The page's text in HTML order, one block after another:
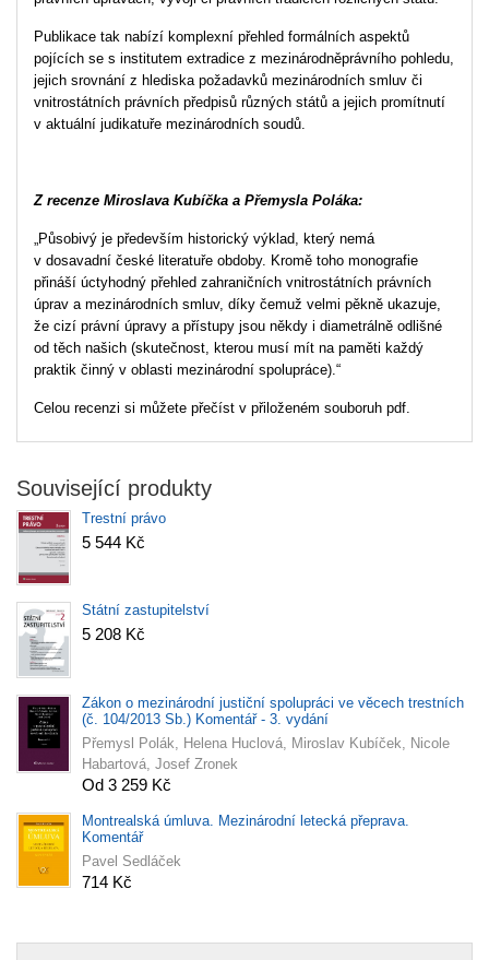
Publikace tak nabízí komplexní přehled formálních aspektů
pojících se s institutem extradice z mezinárodněprávního pohledu,
jejich srovnání z hlediska požadavků mezinárodních smluv či
vnitrostátních právních předpisů různých států a jejich promítnutí
v aktuální judikatuře mezinárodních soudů.
Z recenze Miroslava Kubíčka a Přemysla Poláka:
„Působivý je především historický výklad, který nemá
v dosavadní české literatuře obdoby. Kromě toho monografie
přináší úctyhodný přehled zahraničních vnitrostátních právních
úprav a mezinárodních smluv, díky čemuž velmi pěkně ukazuje,
že cizí právní úpravy a přístupy jsou někdy i diametrálně odlišné
od těch našich (skutečnost, kterou musí mít na paměti každý
praktik činný v oblasti mezinárodní spolupráce).“
Celou recenzi si můžete přečíst v přiloženém souboruh pdf.
Související produkty
Trestní právo
5 544 Kč
Státní zastupitelství
5 208 Kč
Zákon o mezinárodní justiční spolupráci ve věcech trestních
(č. 104/2013 Sb.) Komentář - 3. vydání
Přemysl Polák, Helena Huclová, Miroslav Kubíček, Nicole
Habartová, Josef Zronek
Od 3 259 Kč
Montrealská úmluva. Mezinárodní letecká přeprava.
Komentář
Pavel Sedláček
714 Kč